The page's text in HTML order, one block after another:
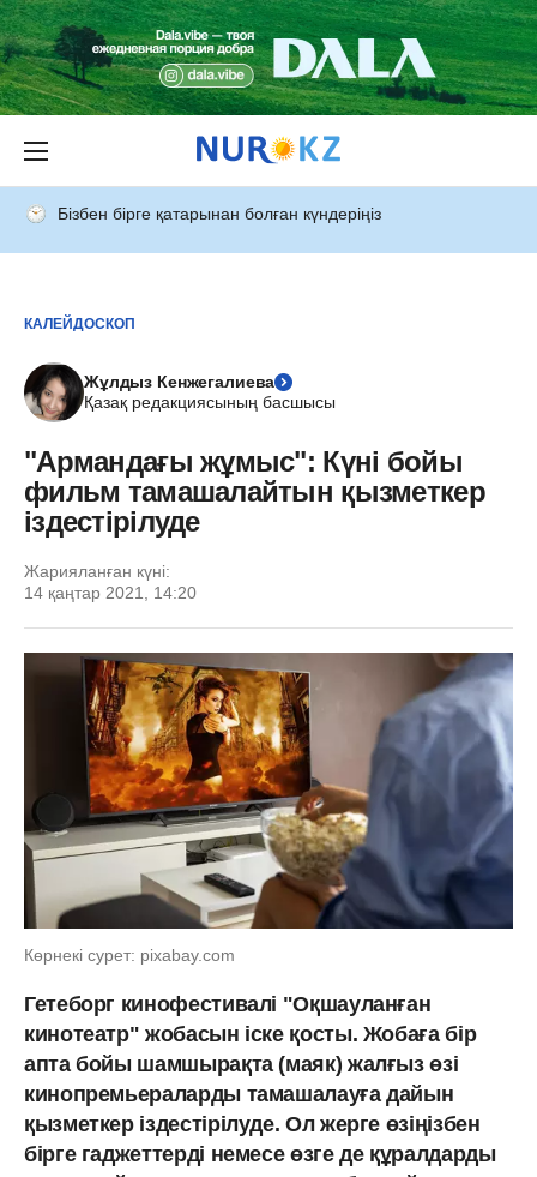
Бізбен бірге қатарынан болған күндеріңіз
КАЛЕЙДОСКОП
Жұлдыз Кенжегалиева
Қазақ редакциясының басшысы
"Армандағы жұмыс": Күні бойы
фильм тамашалайтын қызметкер
іздестірілуде
Жарияланған күні:
14 қаңтар 2021, 14:20
Көрнекі сурет: pixabay.com
Гетеборг кинофестивалі "Оқшауланған
кинотеатр" жобасын іске қосты. Жобаға бір
апта бойы шамшырақта (маяк) жалғыз өзі
кинопремьераларды тамашалауға дайын
қызметкер іздестірілуде. Ол жерге өзіңізбен
бірге гаджеттерді немесе өзге де құралдарды